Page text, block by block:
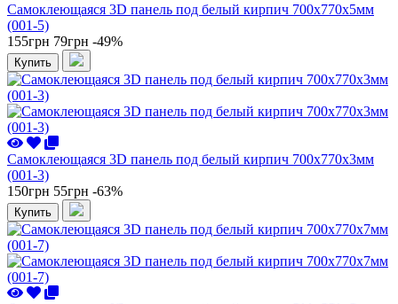
Самоклеющаяся 3D панель под белый кирпич 700x770x5мм
(001-5)
155грн 79грн -49%
Купить
Самоклеющаяся 3D панель под белый кирпич 700x770x3мм
(001-3)
150грн 55грн -63%
Купить